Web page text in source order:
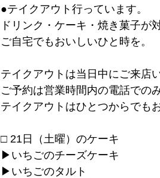
●テイクアウト行っています。
ドリンク・ケーキ・焼き菓子が
ご自宅でもおいしいひと時を。
テイクアウトは当日中にご来店
ご予約は営業時間内の電話での
テイクアウトはひとつからでも
□ 21日（土曜）のケーキ
▶︎いちごのチーズケーキ
▶︎いちごのタルト